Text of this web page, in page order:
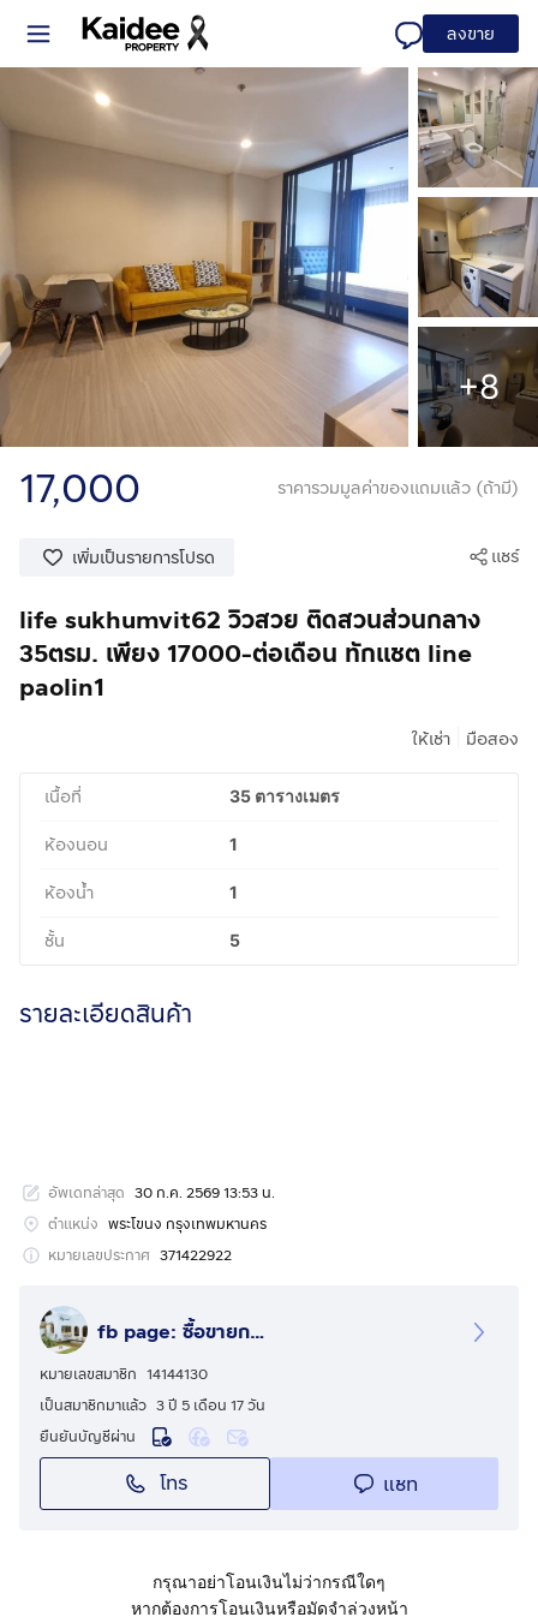
ลงขาย
+8
17,000 ราคารวมมูลค่าของแถมแล้ว (ถ้ามี)
เพิ่มเป็นรายการโปรด แชร์
life sukhumvit62 วิวสวย ติดสวนส่วนกลาง
35ตรม. เพียง 17000-ต่อเดือน ทักแชต line
paolin1
ให้เช่า มือสอง
เนื้อที่ 35 ตารางเมตร
ห้องนอน 1
ห้องน้ำ 1
ชั้น 5
รายละเอียดสินค้า
อัพเดทล่าสุด 30 ก.ค. 2569 13:53 น.
ตำแหน่ง พระโขนง กรุงเทพมหานคร
หมายเลขประกาศ 371422922
fb page: ซื้อขายกระเป๋าแบรนด์เนมแท้100%bykunyanut
หมายเลขสมาชิก 14144130
เป็นสมาชิกมาแล้ว 3 ปี 5 เดือน 17 วัน
ยืนยันบัญชีผ่าน
โทร แชท
กรุณาอย่าโอนเงินไม่ว่ากรณีใดๆ
หากต้องการโอนเงินหรือมัดจำล่วงหน้า